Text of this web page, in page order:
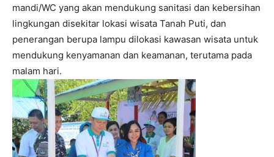
mandi/WC yang akan mendukung sanitasi dan kebersihan
lingkungan disekitar lokasi wisata Tanah Puti, dan
penerangan berupa lampu dilokasi kawasan wisata untuk
mendukung kenyamanan dan keamanan, terutama pada
malam hari.